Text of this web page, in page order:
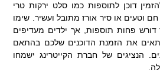
דוכן לתוספות כמו סלט ירקות טרי
חם וטעים או סיר אורז מתובל ועשיר. שימו
דורש פחות תוספות, אך ילדים מעדיפים
את הזמנת הדוכנים שלכם בהתאם
הנציגים של חברת הקייטרינג ישמחו